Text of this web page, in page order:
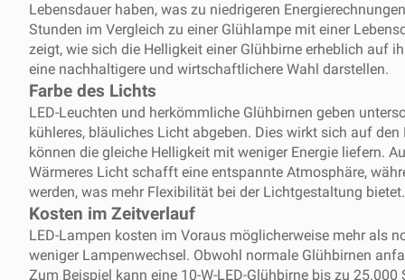
Lebensdauer haben, was zu niedrigeren
Stunden im Vergleich zu einer Glühlampe mit einer
zeigt, wie sich die Helligkeit einer Glühbirne erheblich auf
eine nachhaltigere und wirtschaftlichere Wahl darstellen.
Farbe des Lichts
LED-Leuchten und herkömmliche Glühbirnen geben
kühleres, bläuliches Licht abgeben. Dies wirkt sich auf
können die gleiche Helligkeit mit weniger Energie liefern.
Wärmeres Licht schafft eine entspannte Atmosphäre,
werden, was mehr Flexibilität bei der Lichtgestaltung bietet.
Kosten im Zeitverlauf
LED-Lampen kosten im Voraus möglicherweise mehr als
weniger Lampenwechsel. Obwohl normale Glühbirnen
Zum Beispiel kann eine 10-W-LED-Glühbirne bis zu